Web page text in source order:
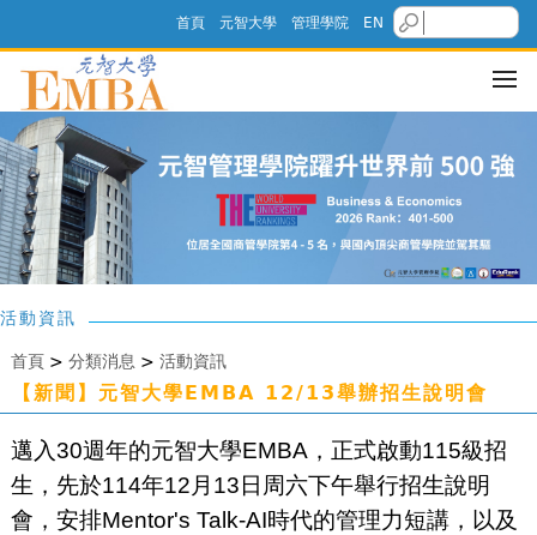
首頁 元智大學 管理學院 EN
活動資訊
首頁> 分類消息 > 活動資訊
【新聞】元智大學EMBA 12/13舉辦招生說明會
邁入30週年的元智大學EMBA，正式啟動115級招
生，先於114年12月13日周六下午舉行招生說明
會，安排Mentor's Talk-AI時代的管理力短講，以及